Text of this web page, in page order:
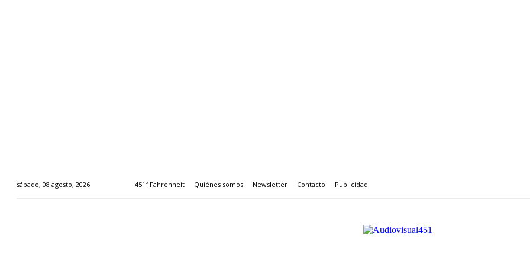
sábado, 08 agosto, 2026 451º Fahrenheit Quiénes somos Newsletter Contacto Publicidad